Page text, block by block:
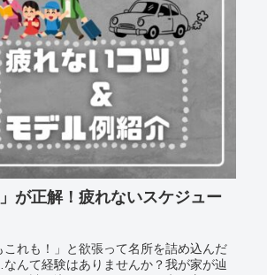
が正解！疲れないスケジュー
れも！」と欲張って名所を詰め込んだ
んて経験はありませんか？我が家が辿